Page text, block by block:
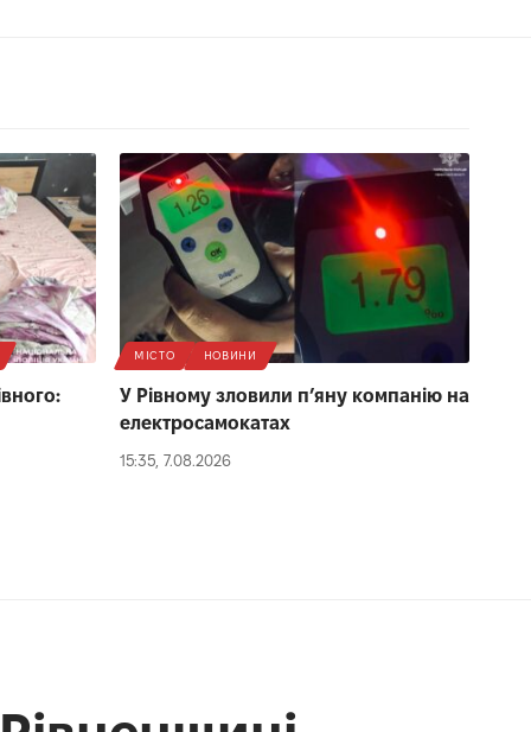
МІСТО НОВИНИ
У Рівному зловили п’яну компанію на
електросамокатах
15:35, 7.08.2026